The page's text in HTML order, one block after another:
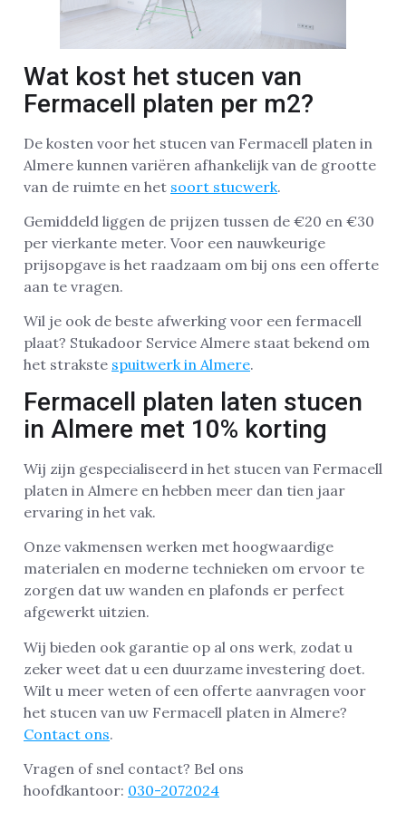
Wat kost het stucen van
Fermacell platen per m2?
De kosten voor het stucen van Fermacell platen in
Almere kunnen variëren afhankelijk van de grootte
van de ruimte en het soort stucwerk.
Gemiddeld liggen de prijzen tussen de €20 en €30
per vierkante meter. Voor een nauwkeurige
prijsopgave is het raadzaam om bij ons een offerte
aan te vragen.
Wil je ook de beste afwerking voor een fermacell
plaat? Stukadoor Service Almere staat bekend om
het strakste spuitwerk in Almere.
Fermacell platen laten stucen
in Almere met 10% korting
Wij zijn gespecialiseerd in het stucen van Fermacell
platen in Almere en hebben meer dan tien jaar
ervaring in het vak.
Onze vakmensen werken met hoogwaardige
materialen en moderne technieken om ervoor te
zorgen dat uw wanden en plafonds er perfect
afgewerkt uitzien.
Wij bieden ook garantie op al ons werk, zodat u
zeker weet dat u een duurzame investering doet.
Wilt u meer weten of een offerte aanvragen voor
het stucen van uw Fermacell platen in Almere?
Contact ons.
Vragen of snel contact? Bel ons
hoofdkantoor: 030-2072024